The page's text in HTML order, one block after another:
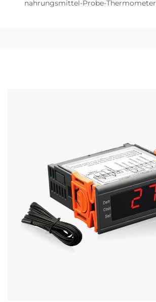
nahrungsmittel-Probe-Thermometer